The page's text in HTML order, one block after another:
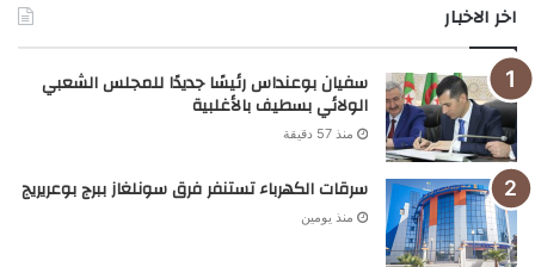
اخر الاخبار
سفيان بوعنداس رئيسًا جديدًا للمجلس الشعبي
الولائي بسطيف بالأغلبية
منذ 57 دقيقة
سرقات الكهرباء تستنفر فرق سونلغاز ببرج بوعريريج
منذ يومين